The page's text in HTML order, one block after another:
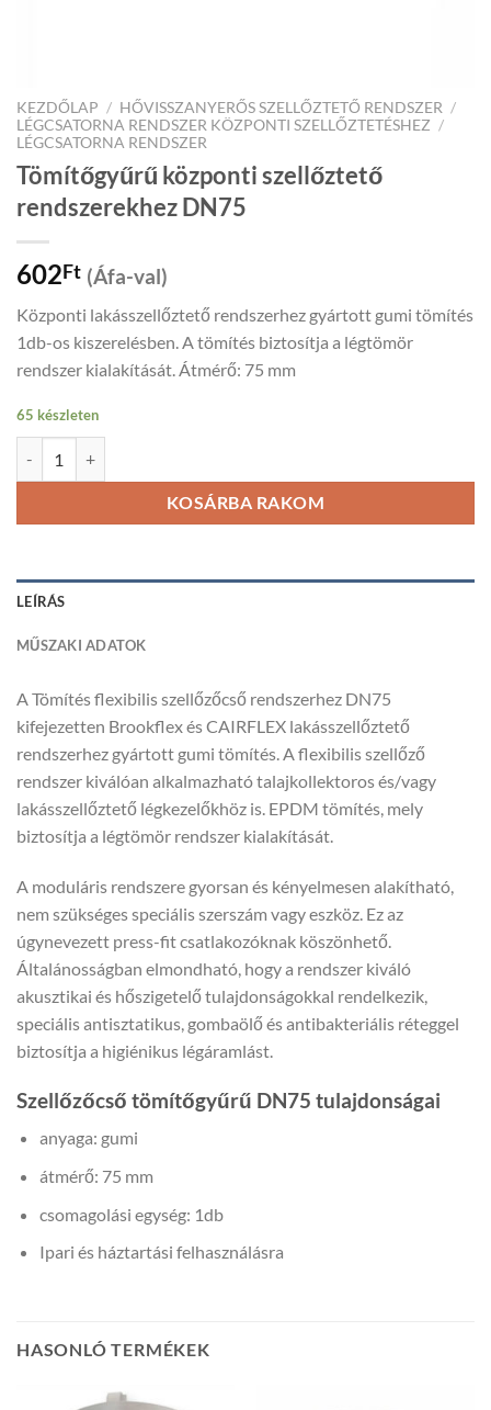
KEZDŐLAP / HŐVISSZANYERŐS SZELLŐZTETŐ RENDSZER /
LÉGCSATORNA RENDSZER KÖZPONTI SZELLŐZTETÉSHEZ /
LÉGCSATORNA RENDSZER
Tömítőgyűrű központi szellőztető
rendszerekhez DN75
602Ft (Áfa-val)
Központi lakásszellőztető rendszerhez gyártott gumi tömítés
1db-os kiszerelésben. A tömítés biztosítja a légtömör
rendszer kialakítását. Átmérő: 75 mm
65 készleten
KOSÁRBA RAKOM
LEÍRÁS
MŰSZAKI ADATOK
A Tömítés flexibilis szellőzőcső rendszerhez DN75
kifejezetten Brookflex és CAIRFLEX lakásszellőztető
rendszerhez gyártott gumi tömítés. A flexibilis szellőző
rendszer kiválóan alkalmazható talajkollektoros és/vagy
lakásszellőztető légkezelőkhöz is. EPDM tömítés, mely
biztosítja a légtömör rendszer kialakítását.
A moduláris rendszere gyorsan és kényelmesen alakítható,
nem szükséges speciális szerszám vagy eszköz. Ez az
úgynevezett press-fit csatlakozóknak köszönhető.
Általánosságban elmondható, hogy a rendszer kiváló
akusztikai és hőszigetelő tulajdonságokkal rendelkezik,
speciális antisztatikus, gombaölő és antibakteriális réteggel
biztosítja a higiénikus légáramlást.
Szellőzőcső tömítőgyűrű DN75 tulajdonságai
anyaga: gumi
átmérő: 75 mm
csomagolási egység: 1db
Ipari és háztartási felhasználásra
HASONLÓ TERMÉKEK